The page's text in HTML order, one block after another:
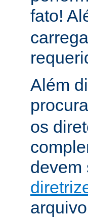
fato!
Além
os
devem